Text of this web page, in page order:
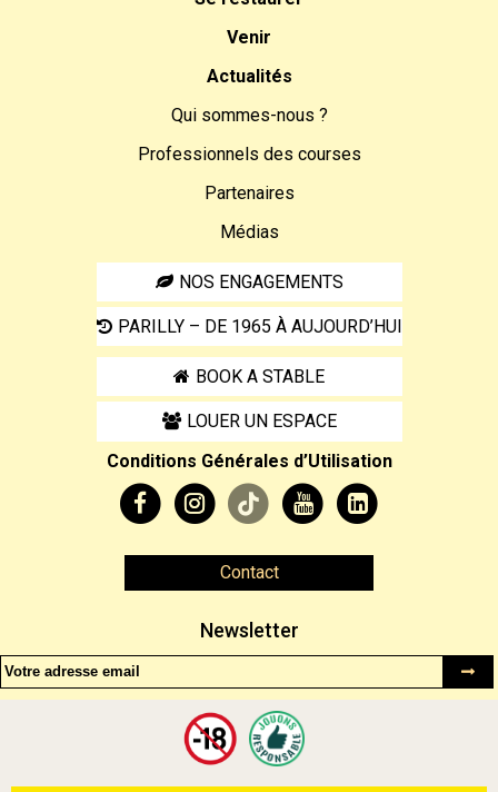
Venir
Actualités
Qui sommes-nous ?
Professionnels des courses
Partenaires
Médias
NOS ENGAGEMENTS
PARILLY – DE 1965 À AUJOURD’HUI
BOOK A STABLE
LOUER UN ESPACE
Conditions Générales d’Utilisation
Contact
Newsletter